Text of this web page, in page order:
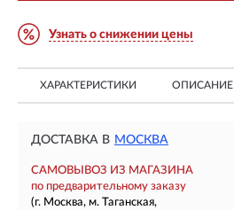
Узнать о снижении цены
ХАРАКТЕРИСТИКИ ОПИСАНИЕ
ДОСТАВКА В МОСКВА
САМОВЫВОЗ ИЗ МАГАЗИНА
по предварительному заказу
(г. Москва, м. Таганская,